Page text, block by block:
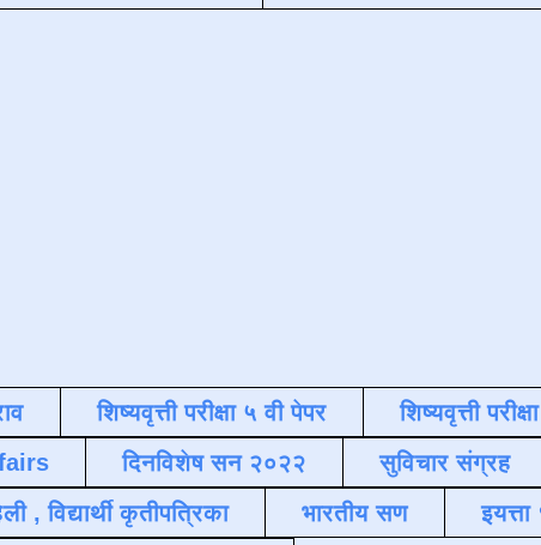
शिष्यवृत्ती परीक्षा ५ वी पेपर
शिष्यवृत्ती
दिनविशेष सन २०२२
सुविचार संग्रह
, विद्यार्थी कृतीपत्रिका भारतीय सण